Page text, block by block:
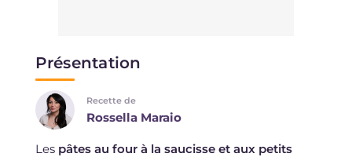
Présentation
Recette de
Rossella Maraio
Les pâtes au four à la saucisse et aux petits